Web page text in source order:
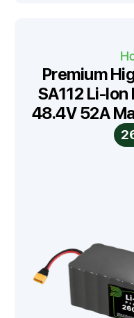
Premium
SA112 Li-
48.4V 52A